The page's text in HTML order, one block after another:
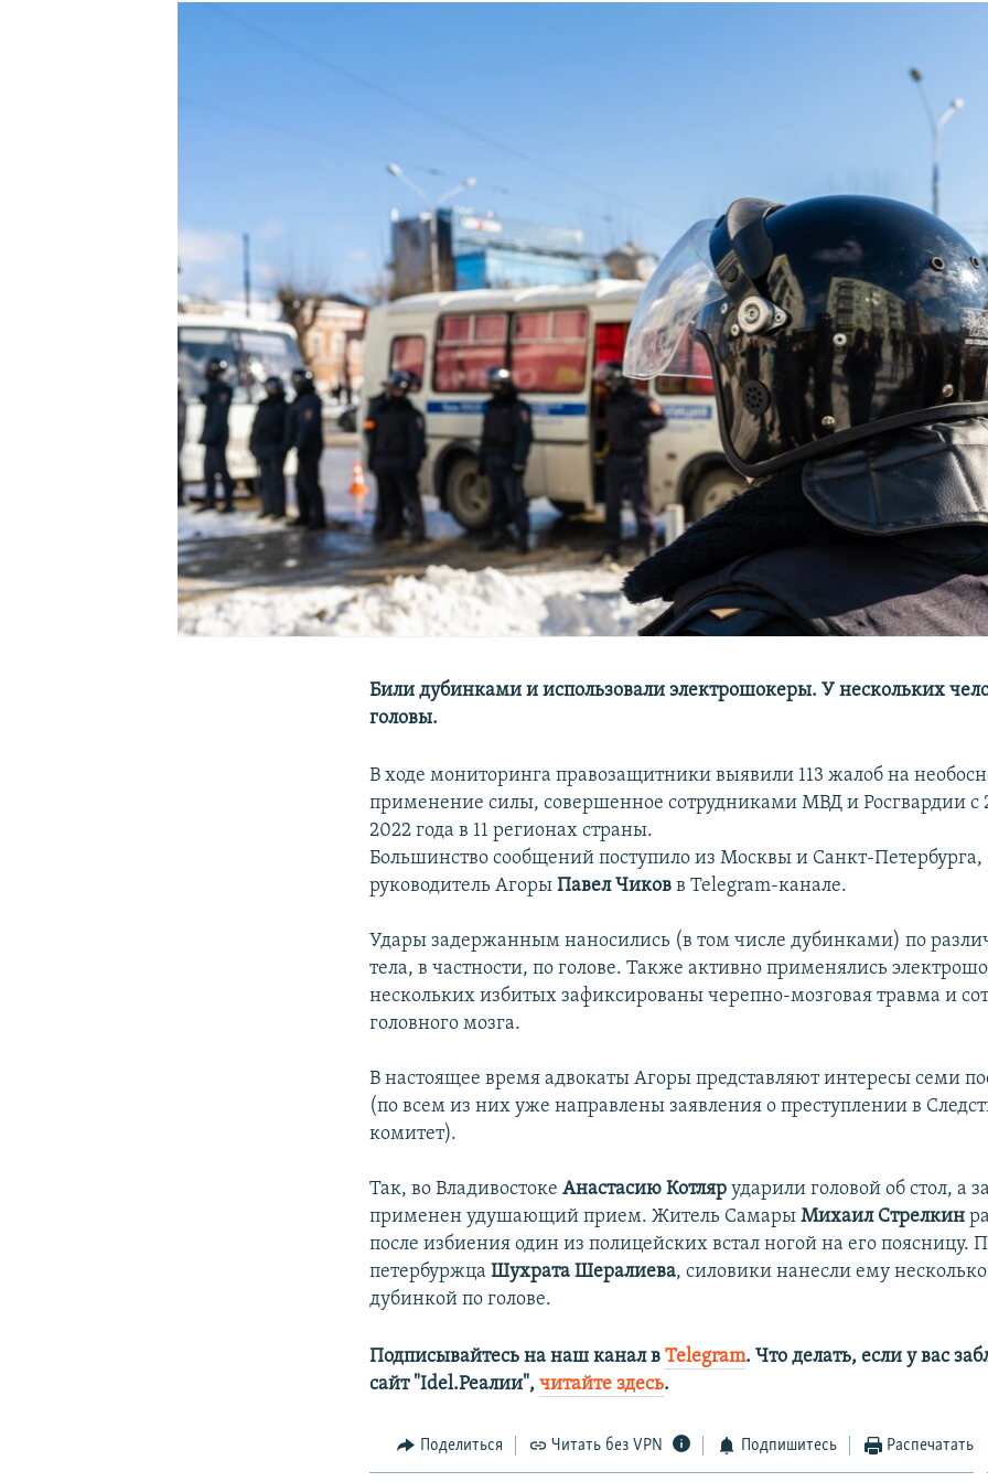
Били дубинками и использовали электрошокеры. У нескольких
головы.
В ходе мониторинга правозащитники выявили 113 жалоб на
применение силы, совершенное сотрудниками МВД и Росгвардии с
2022 года в 11 регионах страны.
Большинство сообщений поступило из Москвы и Санкт-Петербурга,
руководитель АгорыПавел Чиков в Telegram-канале.
Удары задержанным наносились (в том числе дубинками) по
тела, в частности, по голове. Также активно применялись
нескольких избитых зафиксированы черепно-мозговая травма и
головного мозга.
В настоящее время адвокаты Агоры представляют интересы семи
(по всем из них уже направлены заявления о преступлении в
комитет).
Так, во ВладивостокеАнастасию Котляр ударили головой об стол, а
применен удушающий прием. Житель СамарыМихаил Стрелкин
после избиения один из полицейских встал ногой на его поясницу.
петербуржцаШухрата Шералиева, силовики нанесли ему
дубинкой по голове.
Подписывайтесь на наш канал вTelegram. Что делать, если у вас
сайт "Idel.Реалии",читайте здесь.
Поделиться Читать без VPN Подпишитесь Распечатать